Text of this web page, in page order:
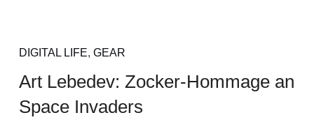
DIGITAL LIFE, GEAR
Art Lebedev: Zocker-Hommage an
Space Invaders